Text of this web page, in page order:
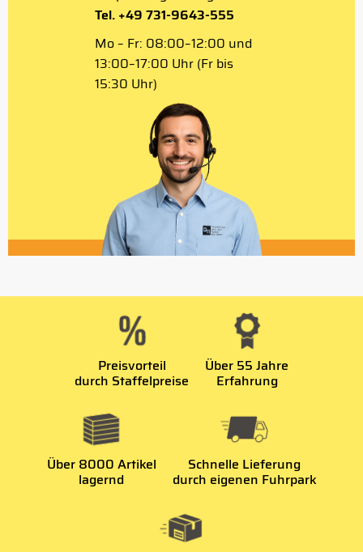
Tel. +49 731-9643-555
Mo – Fr: 08:00–12:00 und
13:00–17:00 Uhr (Fr bis
15:30 Uhr)
Preisvorteil
durch Staffelpreise
Über 55 Jahre
Erfahrung
Über 8000 Artikel
lagernd
Schnelle Lieferung
durch eigenen Fuhrpark